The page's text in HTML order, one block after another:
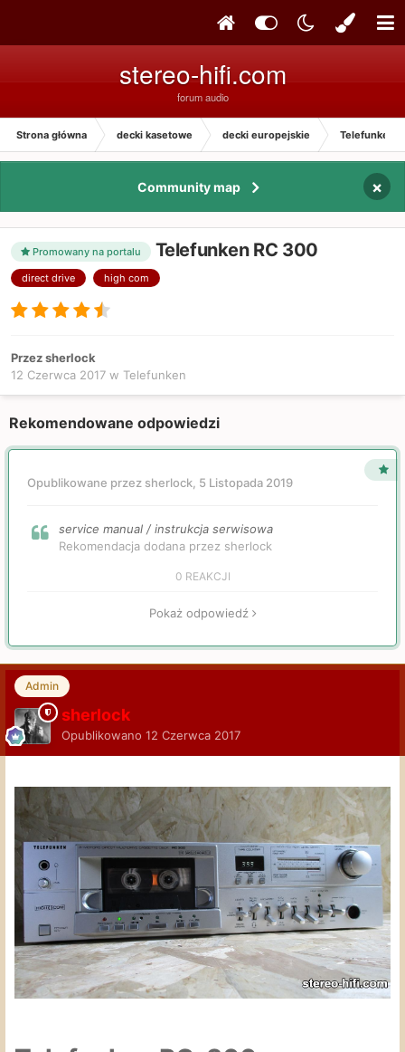
stereo-hifi.com
forum audio
Strona główna decki kasetowe decki europejskie Telefunken
Community map ×
Promowany na portalu Telefunken RC 300
direct drive high com
Przez sherlock
12 Czerwca 2017 w Telefunken
Rekomendowane odpowiedzi
Opublikowane przez sherlock, 5 Listopada 2019
service manual / instrukcja serwisowa
Rekomendacja dodana przez sherlock
0 REAKCJI
Pokaż odpowiedź
Admin
sherlock
Opublikowano 12 Czerwca 2017